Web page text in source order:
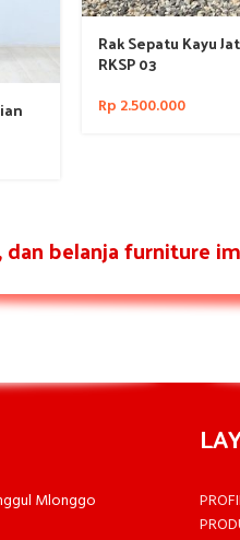
Rak Sepatu Kayu
RKSP 03
Rp 2.500.000
dan belanja furniture
Mlonggo